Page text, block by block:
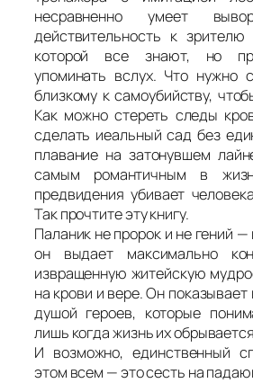
несравненно умеет
действительность к
которой все знают, но
упоминать вслух. Что нужно
близкому к самоубийству,
Как можно стереть следы
сделать иеальный сад без
плавание на затонувшем
самым романтичным в
предвидения убивает
Так прочтите эту книгу.
Паланик не пророк и не гений —
он выдает максимально
извращенную житейскую
на крови и вере. Он
душой героев, которые
лишь когда жизнь их
И возможно, единственный
этом всем — это сесть на